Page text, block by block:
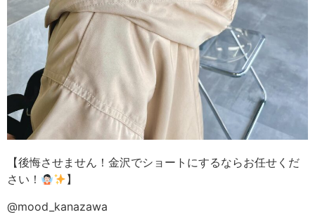
【後悔させません！金沢でショートにするならお任せくだ
さい！
】
@mood_kanazawa